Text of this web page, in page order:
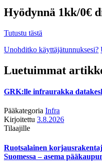
Hyödynnä 1kk/0€
Tutustu tästä
Unohditko käyttäjätunnuksesi?
Luetuimmat
GRK:lle infraurakka
Pääkategoria Infra
Kirjoitettu 3.8.2026
Tilaajille
Ruotsalainen
Suomessa – asema